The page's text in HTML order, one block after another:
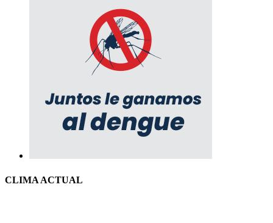
CLIMA ACTUAL